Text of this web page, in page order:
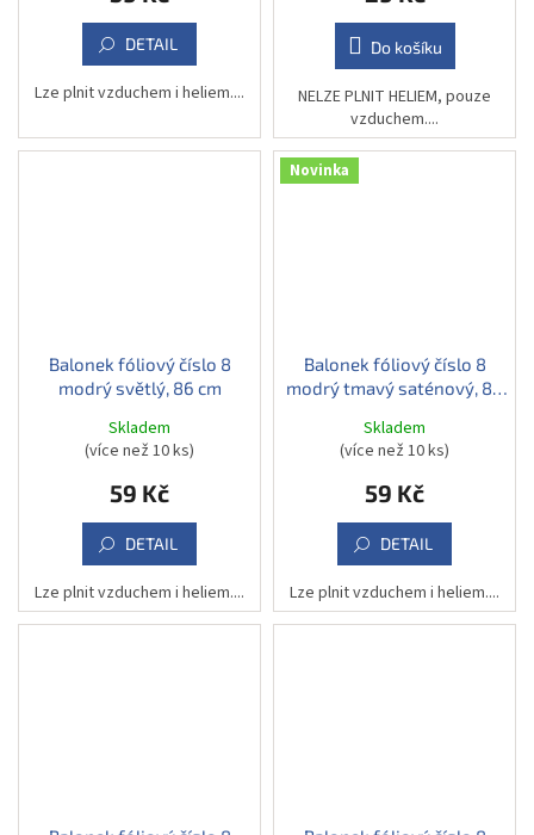
DETAIL
Lze plnit vzduchem i heliem....
Do košíku
NELZE PLNIT HELIEM, pouze
vzduchem....
Balonek fóliový číslo 8
modrý světlý, 86 cm
Skladem
(více než 10 ks)
59 Kč
DETAIL
Lze plnit vzduchem i heliem....
Novinka
Balonek fóliový číslo 8
modrý tmavý saténový, 86
Skladem
(více než 10 ks)
59 Kč
DETAIL
Lze plnit vzduchem i heliem....